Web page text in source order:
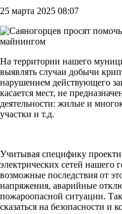
25 марта 2025 08:07
На территории нашего
выявлять случаи добычи
нарушением действующего
касается мест, не
деятельности: жилые и
участки и т.д.
Учитывая специфику
электрических сетей
возможные последствия от
напряжения, аварийные
пожароопасной ситуации.
сказаться на безопасности и